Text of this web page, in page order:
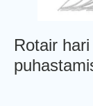
Rotair